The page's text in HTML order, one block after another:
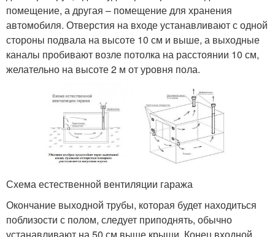
помещение, а другая – помещение для хранения
автомобиля. Отверстия на входе устанавливают с одной
стороны подвала на высоте 10 см и выше, а выходные
каналы пробивают возле потолка на расстоянии 10 см,
желательно на высоте 2 м от уровня пола.
Схема естественной вентиляции гаража
Окончание выходной трубы, которая будет находиться
поблизости с полом, следует приподнять, обычно
устанавливают на 50 см выше крыши. Конец входной